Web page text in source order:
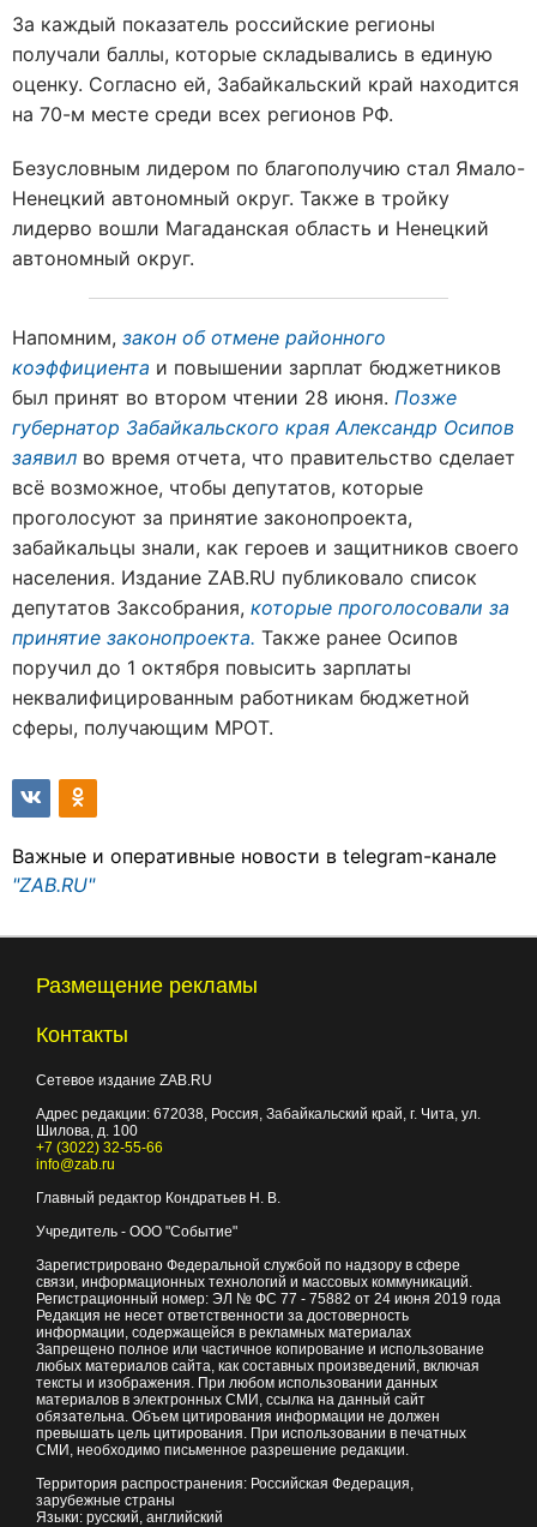
За каждый показатель российские регионы
получали баллы, которые складывались в единую
оценку. Согласно ей, Забайкальский край находится
на 70-м месте среди всех регионов РФ.
Безусловным лидером по благополучию стал Ямало-
Ненецкий автономный округ. Также в тройку
лидерво вошли Магаданская область и Ненецкий
автономный округ.
Напомним, закон об отмене районного
коэффициента и повышении зарплат бюджетников
был принят во втором чтении 28 июня. Позже
губернатор Забайкальского края Александр Осипов
заявил во время отчета, что правительство сделает
всё возможное, чтобы депутатов, которые
проголосуют за принятие законопроекта,
забайкальцы знали, как героев и защитников своего
населения. Издание ZAB.RU публиковало список
депутатов Заксобрания, которые проголосовали за
принятие законопроекта. Также ранее Осипов
поручил до 1 октября повысить зарплаты
неквалифицированным работникам бюджетной
сферы, получающим МРОТ.
Важные и оперативные новости в telegram-канале
"ZAB.RU"
Размещение рекламы
Контакты
Сетевое издание ZAB.RU
Адрес редакции: 672038 , Россия, Забайкальский край, г. Чита ул.
Шилова, д. 100
+7 (3022) 32-55-66
info@zab.ru
Главный редактор Кондратьев Н. В.
Учредитель - ООО "Событие"
Зарегистрировано Федеральной службой по надзору в сфере
связи, информационных технологий и массовых коммуникаций.
Регистрационный номер: ЭЛ № ФС 77 - 75882 от 24 июня 2019 года
Редакция не несет ответственности за достоверность
информации, содержащейся в рекламных материалах
Запрещено полное или частичное копирование и использование
любых материалов сайта, как составных произведений, включая
тексты и изображения. При любом использовании данных
материалов в электронных СМИ, ссылка на данный сайт
обязательна. Объем цитирования информации не должен
превышать цель цитирования. При использовании в печатных
СМИ, необходимо письменное разрешение редакции.
Территория распространения: Российская Федерация,
зарубежные страны
Языки: русский, английский